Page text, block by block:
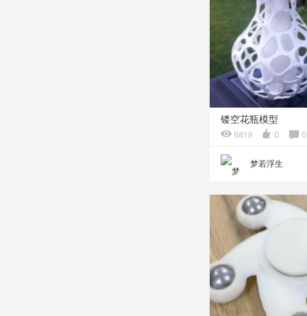
镂空花瓶模型
6819 0 0
梦若浮生